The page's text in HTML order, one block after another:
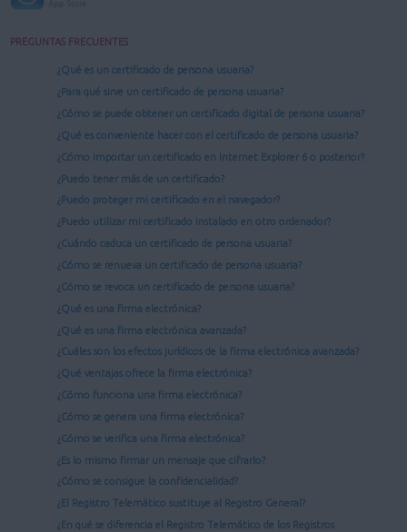
PREGUNTAS FRECUENTES
¿Qué es un certificado de persona usuaria?
¿Para qué sirve un certificado de persona usuaria?
¿Cómo se puede obtener un certificado digital de persona usuaria?
¿Qué es conveniente hacer con el certificado de persona usuaria?
¿Cómo importar un certificado en Internet Explorer 6 o posterior?
¿Puedo tener más de un certificado?
¿Puedo proteger mi certificado en el navegador?
¿Puedo utilizar mi certificado instalado en otro ordenador?
¿Cuándo caduca un certificado de persona usuaria?
¿Cómo se renueva un certificado de persona usuaria?
¿Cómo se revoca un certificado de persona usuaria?
¿Qué es una firma electrónica?
¿Qué es una firma electrónica avanzada?
¿Cuáles son los efectos jurídicos de la firma electrónica avanzada?
¿Qué ventajas ofrece la firma electrónica?
¿Cómo funciona una firma electrónica?
¿Cómo se genera una firma electrónica?
¿Cómo se verifica una firma electrónica?
¿Es lo mismo firmar un mensaje que cifrarlo?
¿Cómo se consigue la confidencialidad?
¿El Registro Telemático sustituye al Registro General?
¿En qué se diferencia el Registro Telemático de los Registros